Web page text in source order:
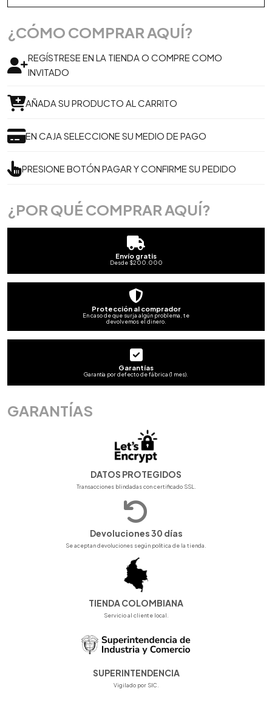
¿CÓMO COMPRAR AQUÍ?
REGÍSTRESE EN LA TIENDA O COMPRE COMO
INVITADO
AÑADA SU PRODUCTO AL CARRITO
EN CAJA SELECCIONE SU MEDIO DE PAGO
PRESIONE BOTÓN PAGAR Y CONFIRME SU PEDIDO
¿POR QUÉ COMPRAR AQUÍ?
Envío gratis
Desde $200.000
Protección al comprador
En caso de que surja algún problema, te
devolvemos el dinero.
Garantías
Garantía por defecto de fábrica (1 mes).
GARANTÍAS
DATOS PROTEGIDOS
Transacciones blindadas con certificado SSL.
Devoluciones 30 días
Se aceptan devoluciones según política de la tienda.
TIENDA COLOMBIANA
Servicio al cliente local.
SUPERINTENDENCIA
Vigilado por SIC.